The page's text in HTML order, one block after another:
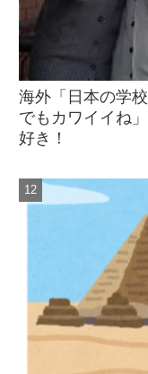
海外「日本の学
でもカワイイね
好き！